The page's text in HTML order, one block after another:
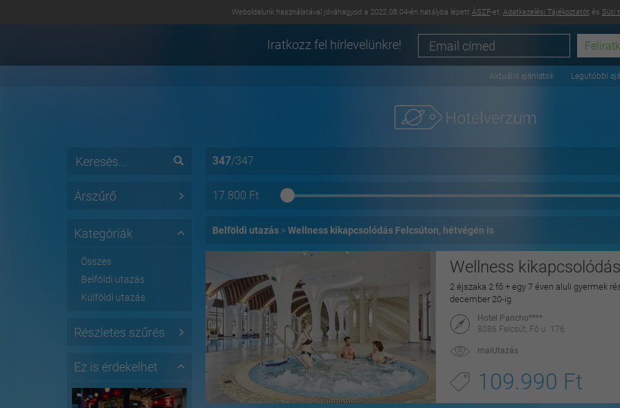
Weboldalunk használatával jóváhagyod a 2022.08.04-én hatályba lépett ÁSZF-et, Adatkezelési Tájékoztatót és Süti
Iratkozz fel hírlevelünkre!
Aktuális ajánlatok Legutóbbi
Árszűrő
Kategóriák
Összes
Belföldi utazás
Külföldi utazás
Részletes szűrés
Ez is érdekelhet
347/347
17.800 Ft
Belföldi utazás Wellness kikapcsolódás Felcsúton, hétvégén is
Wellness
2 éjszaka 2 fő + egy 7 éven aluli gyermek
december 20-ig
Hotel Pancho****
8086 Felcsút, Fő u. 176.
maiUtazás
109.990 Ft